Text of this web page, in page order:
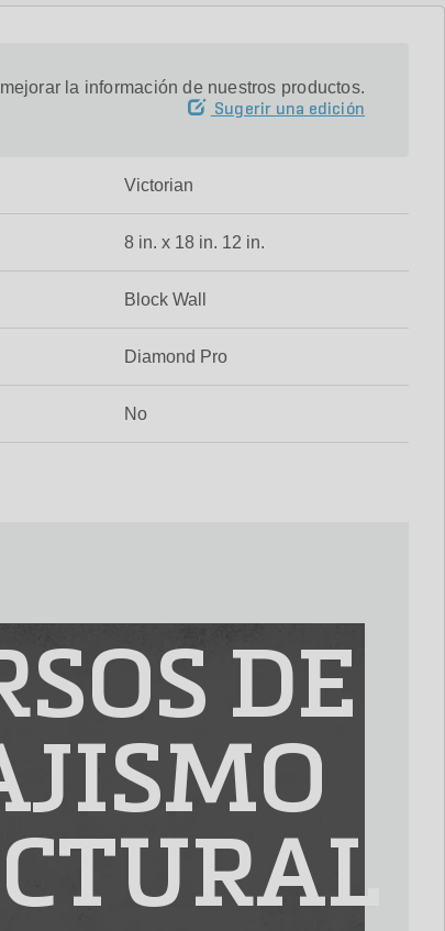
la información de nuestros productos.
Sugerir una edición
Victorian
8 in. x 18 in. 12 in.
Block Wall
Diamond Pro
No
DE